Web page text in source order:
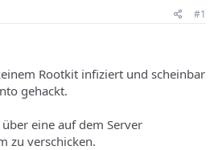
#1
Rootkit infiziert und scheinbar
gehackt.
eine auf dem Server
zu verschicken.